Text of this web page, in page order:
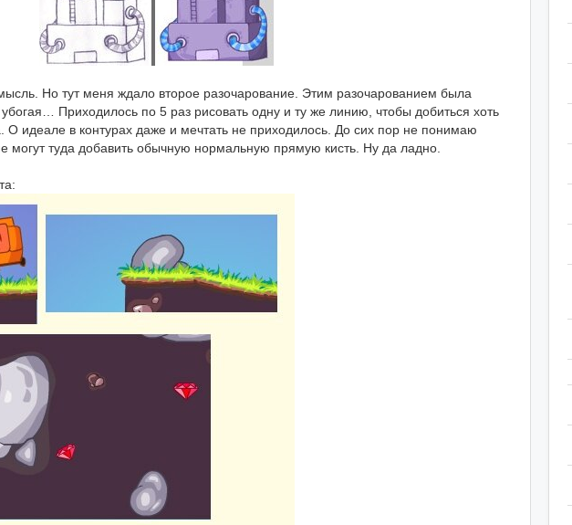
Но тут меня ждало второе разочарование. Этим разочарованием была
Приходилось по 5 раз рисовать одну и ту же линию, чтобы добиться хоть
О идеале в контурах даже и мечтать не приходилось. До сих пор не понимаю
могут туда добавить обычную нормальную прямую кисть. Ну да ладно.